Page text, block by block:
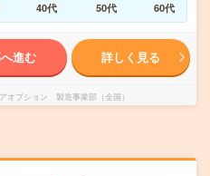
40代 50代 60代
進む 詳しく見る
オプション 製造事業部（全国）